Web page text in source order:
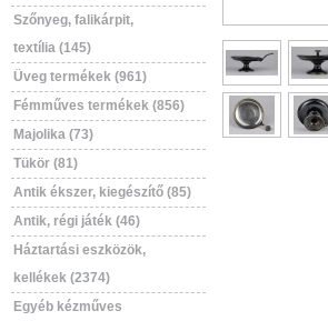
Szőnyeg, falikárpit,
textília (145)
Üveg termékek (961)
Fémműves termékek (856)
Majolika (73)
Tükör (81)
Antik ékszer, kiegészítő (85)
Antik, régi játék (46)
Háztartási eszközök,
kellékek (2374)
Egyéb kézműves